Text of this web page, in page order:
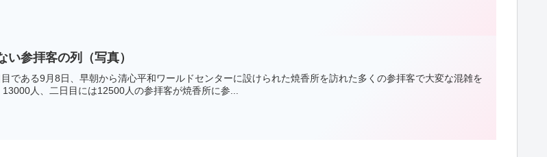
参拝客の列（写真）
である9月8日、早朝から清心平和ワールドセンターに設けられた焼香所を訪れた多くの参拝客で大変な混雑を
人、二日目には12500人の参拝客が焼香所に参...